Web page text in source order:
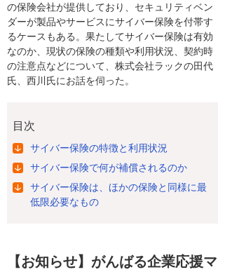
の保険会社が提供しており、セキュリティベン
ダーが製品やサービスにサイバー保険を付帯す
るケースもある。果たしてサイバー保険は有効
なのか、現状の保険の種類や利用状況、契約時
の注意点などについて、株式会社ラックの田代
氏、西川氏にお話を伺った。
目次
サイバー保険の特徴と利用状況
サイバー保険で何が補償されるのか
サイバー保険は、ほかの保険と同様に最
低限必要なもの
【お知らせ】がんばる企業応援マ